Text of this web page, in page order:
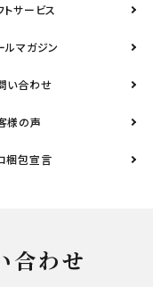
トサービス
ルマガジン
い合わせ
様の声
梱包宣言
合わせ